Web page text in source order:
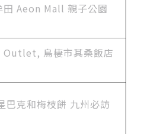
田 Aeon Mall 親子公園
Outlet, 鳥棲市其桑飯店
巴克和梅枝餅 九州必訪